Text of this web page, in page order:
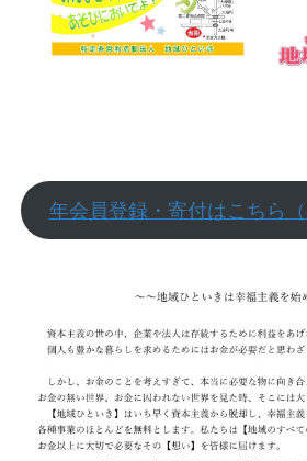
年会員登録・寄付はこちら（